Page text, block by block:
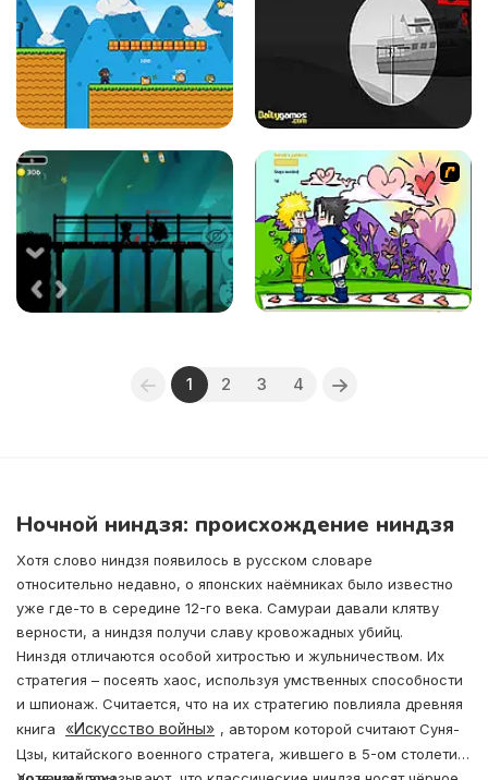
1 2 3 4
Ночной ниндзя: происхождение ниндзя
Хотя слово ниндзя появилось в русском словаре
относительно недавно, о японских наёмниках было известно
уже где-то в середине 12-го века. Самураи давали клятву
верности, а ниндзя получи славу кровожадных убийц.
Нинздя отличаются особой хитростью и жульничеством. Их
стратегия – посеять хаос, используя умственных способности
и шпионаж. Считается, что на их стратегию повлияла древняя
книга
«Искусство войны» , автором которой считают Суня-
Цзы, китайского военного стратега, жившего в 5-ом столетии